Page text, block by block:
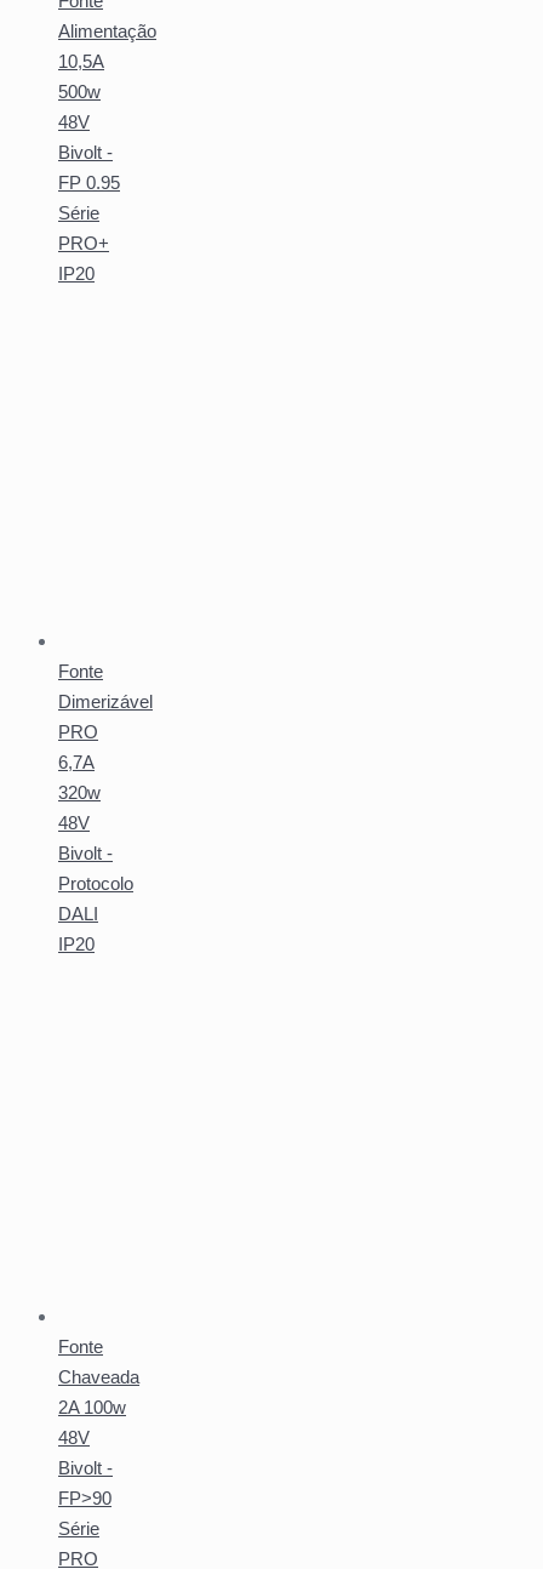
Alimentação
10,5A
500w
48V
Bivolt -
FP 0.95
Série
PRO+
IP20
Fonte
Dimerizável
PRO
6,7A
320w
48V
Bivolt -
Protocolo
DALI
IP20
Fonte
Chaveada
2A 100w
48V
Bivolt -
FP>90
Série
PRO